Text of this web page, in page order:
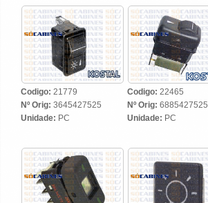
Codigo: 21779
Nº Orig: 3645427525
Unidade: PC
Codigo: 22465
Nº Orig: 6885427525
Unidade: PC